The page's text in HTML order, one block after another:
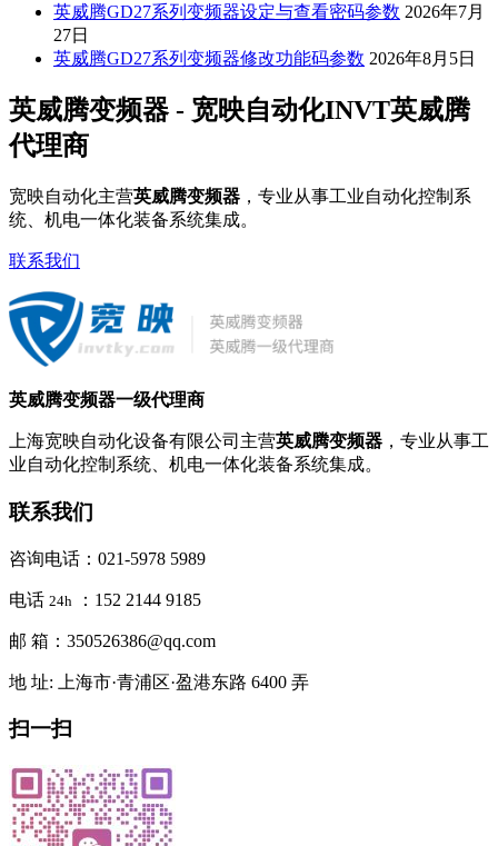
英威腾GD27系列变频器设定与查看密码参数 2026年7月
27日
英威腾GD27系列变频器修改功能码参数 2026年8月5日
英威腾变频器 - 宽映自动化INVT英威腾
代理商
宽映自动化主营英威腾变频器 ，专业从事工业自动化控制系
统、机电一体化装备系统集成。
联系我们
英威腾变频器一级代理商
上海宽映自动化设备有限公司主营英威腾变频器 ，专业从事工
业自动化控制系统、机电一体化装备系统集成。
联系我们
咨询电话：021-5978 5989
电话 24h ：152 2144 9185
邮 箱：350526386@qq.com
地 址: 上海市·青浦区·盈港东路 6400 弄
扫一扫